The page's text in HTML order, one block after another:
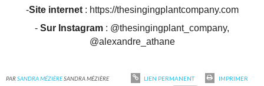
-Site internet: https://thesingingplantcompany.com
- Sur Instagram : @thesingingplant_company,
@alexandre_athane
PARSANDRA MÉZIÈRESANDRA MÉZIÈRE LIEN PERMANENT
IMPRIMER